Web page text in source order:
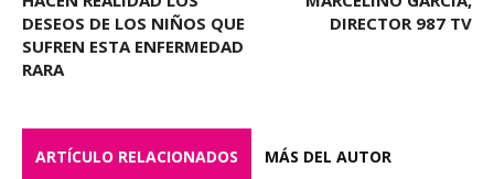
DESEOS DE LOS NIÑOS QUE
SUFREN ESTA ENFERMEDAD
RARA
DIRECTOR 987 TV
ARTÍCULO RELACIONADOS MÁS DEL AUTOR